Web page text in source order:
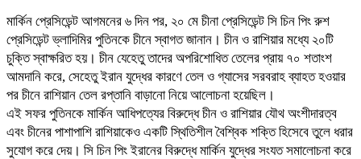
মার্কিন প্রেসিডেন্ট আগমনের ৬ দিন পর, ২০ মে চীনা প্রেসিডেন্ট সি চিন পিং রুশ
প্রেসিডেন্ট ভ্লাদিমির পুতিনকে চীনে স্বাগত জানান। চীন ও রাশিয়ার মধ্যে ২০টি
চুক্তি স্বাক্ষরিত হয়। চীন যেহেতু তাদের অপরিশোধিত তেলের প্রায় ৭০ শতাংশ
আমদানি করে, সেহেতু ইরান যুদ্ধের কারণে তেল ও গ্যাসের সরবরাহ ব্যাহত হওয়ার
পর চীনে রাশিয়ান তেল রপ্তানি বাড়ানো নিয়ে আলোচনা হয়েছিল।
এই সফর পুতিনকে মার্কিন আধিপত্যের বিরুদ্ধে চীন ও রাশিয়ার যৌথ অংশীদারত্ব
এবং চীনের পাশাপাশি রাশিয়াকেও একটি স্থিতিশীল বৈশ্বিক শক্তি হিসেবে তুলে ধরার
সুযোগ করে দেয়। সি চিন পিং ইরানের বিরুদ্ধে মার্কিন যুদ্ধের সংযত সমালোচনা করে